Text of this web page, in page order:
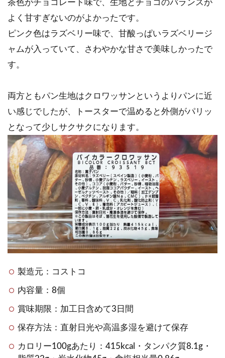
茶色がチョコレート味で、生地とチョコのバランスが
よく甘すぎないのがよかったです。
ピンク色はラズベリー味で、甘酸っぱいラズベリージ
ャムが入っていて、さわやかな甘さで美味しかったで
す。
両方ともパン生地はクロワッサンというよりパンに近
い感じでしたが、トースターで温めると外側がパリッ
となって少しサクサクになります。
製造元：コストコ
内容量：8個
賞味期限：加工日含めて3日間
保存方法：直射日光や高温多湿を避けて保存
カロリー100gあたり：415kcal・タンパク質8.1g・